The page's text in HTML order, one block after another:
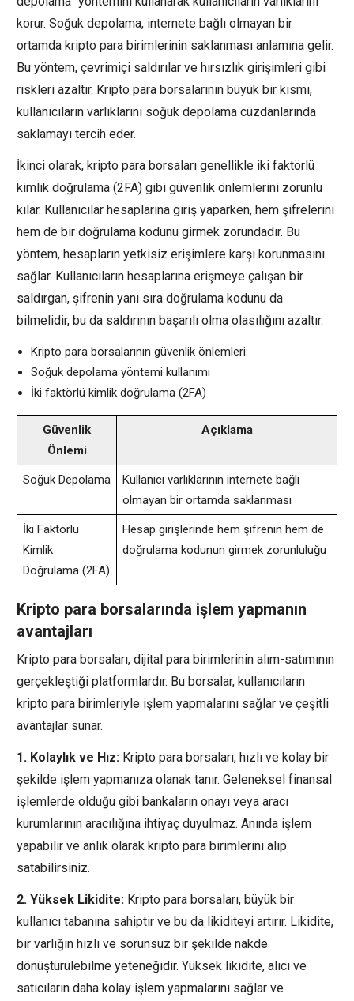
korur. Soğuk depolama, internete bağlı olmayan bir
ortamda kripto para birimlerinin saklanması anlamına gelir.
Bu yöntem, çevrimiçi saldırılar ve hırsızlık girişimleri gibi
riskleri azaltır. Kripto para borsalarının büyük bir kısmı,
kullanıcıların varlıklarını soğuk depolama cüzdanlarında
saklamayı tercih eder.
İkinci olarak, kripto para borsaları genellikle iki faktörlü
kimlik doğrulama (2FA) gibi güvenlik önlemlerini zorunlu
kılar. Kullanıcılar hesaplarına giriş yaparken, hem şifrelerini
hem de bir doğrulama kodunu girmek zorundadır. Bu
yöntem, hesapların yetkisiz erişimlere karşı korunmasını
sağlar. Kullanıcıların hesaplarına erişmeye çalışan bir
saldırgan, şifrenin yanı sıra doğrulama kodunu da
bilmelidir, bu da saldırının başarılı olma olasılığını azaltır.
Kripto para borsalarının güvenlik önlemleri:
Soğuk depolama yöntemi kullanımı
İki faktörlü kimlik doğrulama (2FA)
Güvenlik
Önlemi
Açıklama
Soğuk Depolama
Kullanıcı varlıklarının internete bağlı
olmayan bir ortamda saklanması
İki Faktörlü
Kimlik
Doğrulama (2FA)
Hesap girişlerinde hem şifrenin hem de
doğrulama kodunun girmek zorunluluğu
Kripto para borsalarında işlem yapmanın
avantajları
Kripto para borsaları, dijital para birimlerinin alım-satımının
gerçekleştiği platformlardır. Bu borsalar, kullanıcıların
kripto para birimleriyle işlem yapmalarını sağlar ve çeşitli
avantajlar sunar.
1. Kolaylık ve Hız: Kripto para borsaları, hızlı ve kolay bir
şekilde işlem yapmanıza olanak tanır. Geleneksel finansal
işlemlerde olduğu gibi bankaların onayı veya aracı
kurumlarının aracılığına ihtiyaç duyulmaz. Anında işlem
yapabilir ve anlık olarak kripto para birimlerini alıp
satabilirsiniz.
2. Yüksek Likidite: Kripto para borsaları, büyük bir
kullanıcı tabanına sahiptir ve bu da likiditeyi artırır. Likidite,
bir varlığın hızlı ve sorunsuz bir şekilde nakde
dönüştürülebilme yeteneğidir. Yüksek likidite, alıcı ve
satıcıların daha kolay işlem yapmalarını sağlar ve